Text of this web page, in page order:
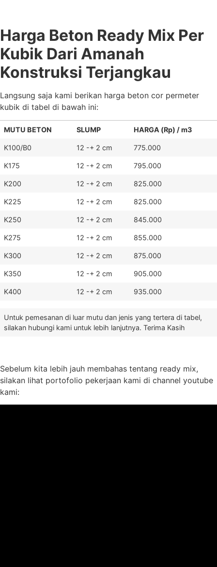
Harga Beton Ready Mix Per
Kubik Dari Amanah
Konstruksi Terjangkau
Langsung saja kami berikan harga beton cor permeter
kubik di tabel di bawah ini:
MUTU BETON SLUMP HARGA (Rp) / m3
K100/B0 12 -+ 2 cm 775.000
K175 12 -+ 2 cm 795.000
K200 12 -+ 2 cm 825.000
K225 12 -+ 2 cm 825.000
K250 12 -+ 2 cm 845.000
K275 12 -+ 2 cm 855.000
K300 12 -+ 2 cm 875.000
K350 12 -+ 2 cm 905.000
K400 12 -+ 2 cm 935.000
Untuk pemesanan di luar mutu dan jenis yang tertera di tabel,
silakan hubungi kami untuk lebih lanjutnya. Terima Kasih
Sebelum kita lebih jauh membahas tentang ready mix,
silakan lihat portofolio pekerjaan kami di channel youtube
kami: